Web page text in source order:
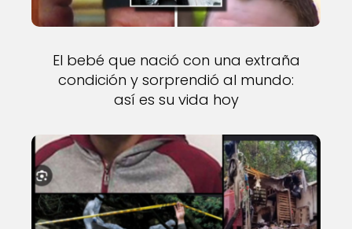
El bebé que nació con una extraña
condición y sorprendió al mundo:
así es su vida hoy